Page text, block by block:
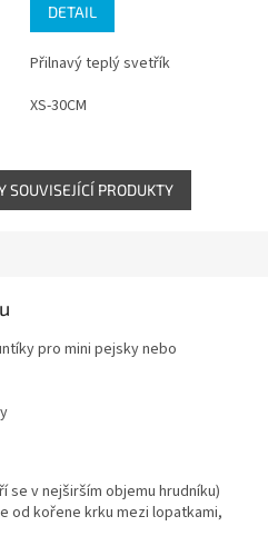
DETAIL
Přilnavý teplý svetřík
XS-30CM
SOUVISEJÍCÍ PRODUKTY
pro mini pejsky nebo
se v nejširším objemu hrudníku)
od kořene krku mezi lopatkami,